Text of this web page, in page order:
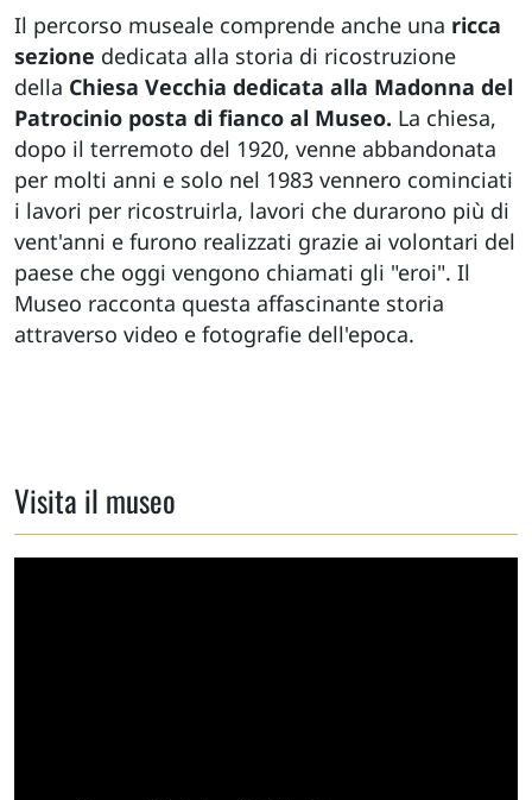
Il percorso museale comprende anche una ricca
sezione dedicata alla storia di ricostruzione
della Chiesa Vecchia dedicata alla Madonna del
Patrocinio posta di fianco al Museo. La chiesa,
dopo il terremoto del 1920, venne abbandonata
per molti anni e solo nel 1983 vennero cominciati
i lavori per ricostruirla, lavori che durarono più di
vent'anni e furono realizzati grazie ai volontari del
paese che oggi vengono chiamati gli "eroi". Il
Museo racconta questa affascinante storia
attraverso video e fotografie dell'epoca.
Visita il museo